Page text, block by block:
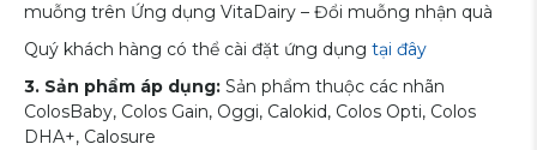
muỗng trên Ứng dụng VitaDairy – Đổi muỗng nhận quà
Quý khách hàng có thể cài đặt ứng dụng tại đây
3. Sản phẩm áp dụng: Sản phẩm thuộc các nhãn
ColosBaby, Colos Gain, Oggi, Calokid, Colos Opti, Colos
DHA+, Calosure